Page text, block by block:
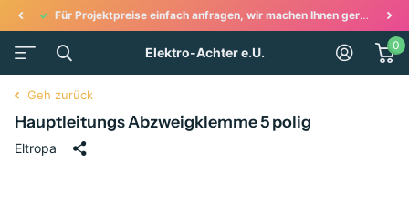
Für Projektpreise einfach anfragen, wir machen Ihnen gerne ein Angebot!
Elektro-Achter e.U. 0
Geh zurück
Hauptleitungs Abzweigklemme 5 polig
Eltropa